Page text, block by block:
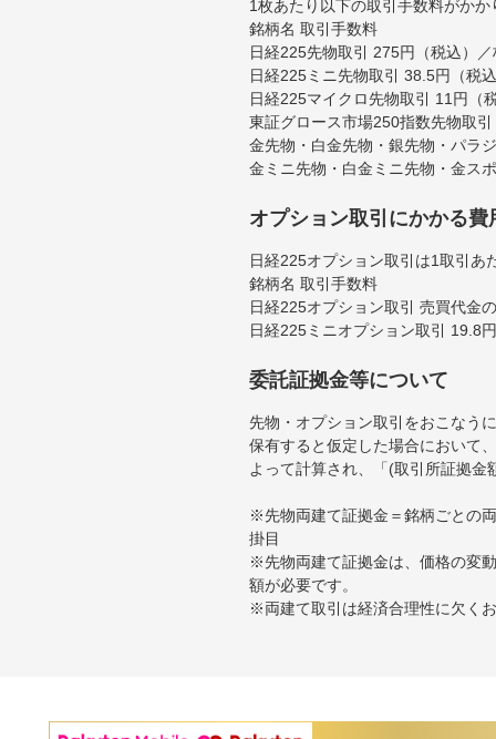
1枚あたり以下の取引手数料がかか
銘柄名 取引手数料
日経225先物取引 275円（税込）／
日経225ミニ先物取引 38.5円（税
日経225マイクロ先物取引 11円（
東証グロース市場250指数先物取
金先物・白金先物・銀先物・パラ
金ミニ先物・白金ミニ先物・金ス
オプション取引にかかる費
日経225オプション取引は1取引あ
銘柄名 取引手数料
日経225オプション取引 売買代金
日経225ミニオプション取引 19.8
委託証拠金等について
先物・オプション取引をおこなう
保有すると仮定した場合において
よって計算され、「(取引所証拠
※先物両建て証拠金＝銘柄ごとの
掛目
※先物両建て証拠金は、価格の変
額が必要です。
※両建て取引は経済合理性に欠く